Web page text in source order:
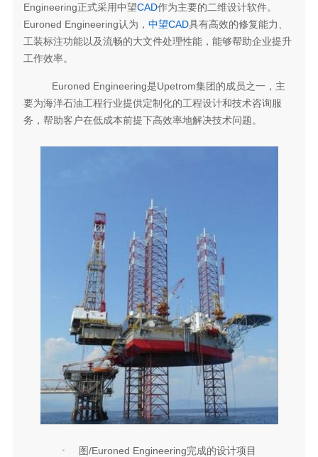
Engineering正式采用中望CAD作为主要的二维设计软件。
Euroned Engineering认为， 中望CAD具有高效的修复能力、
工装标注功能以及流畅的大文件处理性能，能够帮助企业提升
工作效率。
Euroned Engineering是Upetrom集团的成员之一，主
要为海洋石油工程行业提供定制化的工程设计和技术咨询服
务，帮助客户在低成本前提下高效率地解决技术问题。
图/Euroned Engineering完成的设计项目